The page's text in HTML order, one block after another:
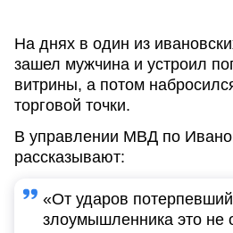
На днях в один из
зашел мужчина и устроил
витрины, а потом
торговой точки.
В управлении МВД по
рассказывают:
«От ударов
злоумышленника это не